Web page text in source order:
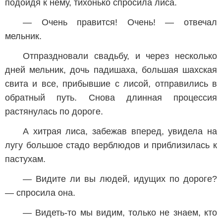
подойдя к нему, тихонько спросила лиса.
— Очень правится! Очень! — отвечал
мельник.
Отпраздновали свадьбу, и через несколько
дней мельник, дочь падишаха, большая шахская
свита и все, прибывшие с лисой, отправились в
обратный путь. Снова длинная процессия
растянулась по дороге.
А хитрая лиса, забежав вперед, увидела на
лугу большое стадо верблюдов и приблизилась к
пастухам.
— Видите ли вы людей, идущих по дороге?
— спросила она.
— Видеть-то мы видим, только не знаем, кто